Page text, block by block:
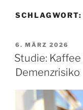
SCHLAGWORT:
VERÖFFENTLICHT
AM
6. MÄRZ 2026
Studie:
Demenzrisiko